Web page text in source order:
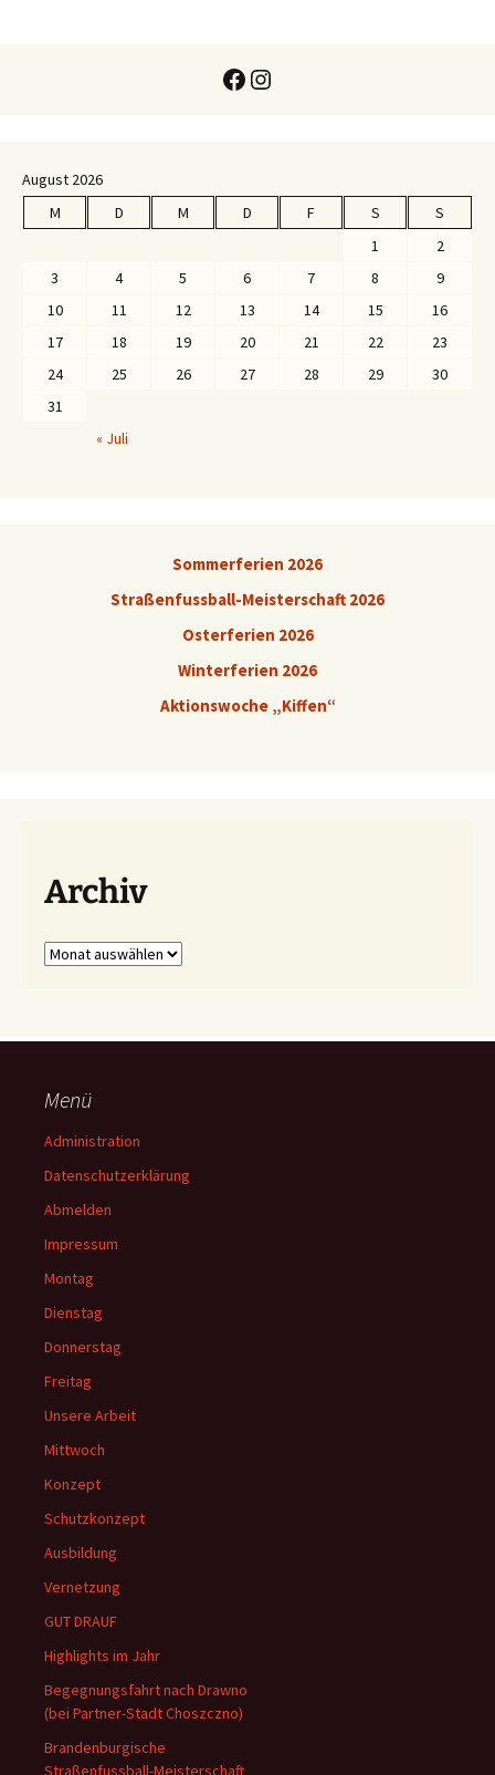
Facebook
Instagram
August 2026
M
D M D F S
S
1
2
3
4 5 6 7 8
9
10
11 12 13 14 15
16
17
18 19 20 21 22
23
24
25 26 27 28 29
30
31
« Juli
Sommerferien 2026
Straßenfussball-Meisterschaft 2026
Osterferien 2026
Winterferien 2026
Aktionswoche „Kiffen“
Archiv
Archiv
Menü
Administration
Datenschutzerklärung
Abmelden
Impressum
Montag
Dienstag
Donnerstag
Freitag
Unsere Arbeit
Mittwoch
Konzept
Schutzkonzept
Ausbildung
Vernetzung
GUT DRAUF
Highlights im Jahr
Begegnungsfahrt nach Drawno
(bei Partner-Stadt Choszczno)
Brandenburgische
Straßenfussball-Meisterschaft